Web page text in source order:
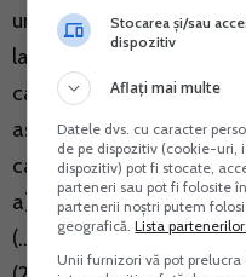
unice privind impozitul
la organul fiscal
cazul in care
asociere, venituri/
categorii de venit:
a) activitati
(...)
Stocarea și/sau
dispozitiv
Aflați mai multe
Datele dvs. cu caracter
de pe dispozitiv (cookie-
dispozitiv) pot fi stocate,
parteneri sau pot fi folosite
partenerii noștri putem
geografică.Lista partenerilor.
Unii furnizori vă pot